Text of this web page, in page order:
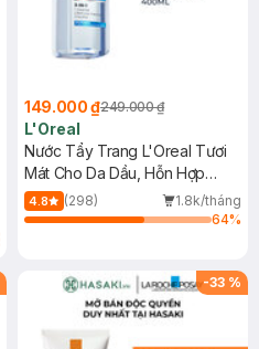
149.000 ₫249.000 ₫
L'Oreal
Nước Tẩy Trang L'Oreal Tươi
Mát Cho Da Dầu, Hỗn Hợp
400ml
4.8 (298)
1.8k/tháng
64%
-33 %